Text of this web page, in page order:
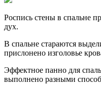
Роспись стены в спальне
дух.
В спальне стараются
прислонено изголовье
Эффектное панно для
выполнено разными